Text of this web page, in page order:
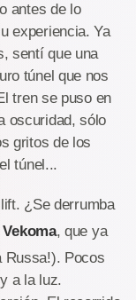
antes de lo
experiencia. Ya
sentí que una
túnel que nos
tren se puso en
oscuridad, sólo
gritos de los
túnel...
¿Se derrumba
Vekoma, que ya
Russa!). Pocos
a la luz.